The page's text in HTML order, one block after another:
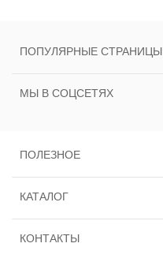
ПОПУЛЯРНЫЕ СТРАНИЦЫ
МЫ В СОЦСЕТЯХ
ПОЛЕЗНОЕ
КАТАЛОГ
КОНТАКТЫ